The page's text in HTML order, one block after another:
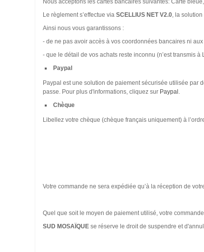
Le règlement s’effectue via SCELLIUS NET V2.0 , la
Ainsi nous vous garantissons :
- de ne pas avoir accès à vos coordonnées bancaires ni
- que le détail de vos achats reste inconnu (n’est transmis
Paypal
Paypal est une solution de paiement sécurisée utilisée par
passe. Pour plus d'informations, cliquez sur Paypal
Chèque
Libellez votre chèque (chèque français uniquement) à
Votre commande ne sera expédiée qu’à la réception de
Quel que soit le moyen de paiement utilisé, votre
SUD MOSAÏQUE se réserve le droit de suspendre et